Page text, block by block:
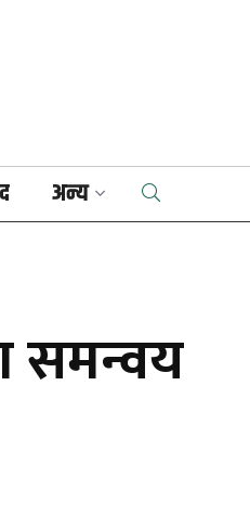
अन्य
समन्वय